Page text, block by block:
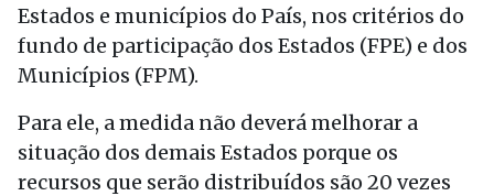
Estados e municípios do País, nos critérios do
fundo de participação dos Estados (FPE) e dos
Municípios (FPM).
Para ele, a medida não deverá melhorar a
situação dos demais Estados porque os
recursos que serão distribuídos são 20 vezes